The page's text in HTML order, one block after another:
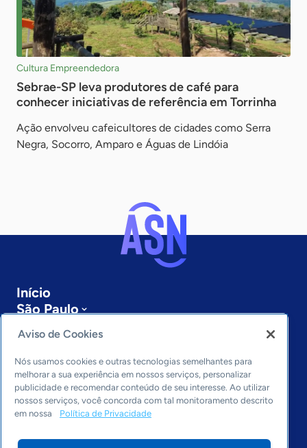
Cultura Empreendedora
Sebrae-SP leva produtores de café para
conhecer iniciativas de referência em Torrinha
Ação envolveu cafeicultores de cidades como Serra
Negra, Socorro, Amparo e Águas de Lindóia
Início
São Paulo
Sobre a ASN
Últimas notícias
Entre em contato
Editorias
Economia & Política
Inovação & Tecnologia
Cultura empreendedora
Aviso de Cookies
Nós usamos cookies e outras tecnologias semelhantes para
melhorar a sua experiência em nossos serviços, personalizar
publicidade e recomendar conteúdo de seu interesse. Ao utilizar
nossos serviços, você concorda com tal monitoramento descrito
em nossa
Política de Privacidade